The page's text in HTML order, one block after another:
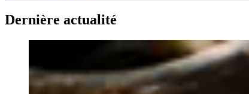
Dernière actualité